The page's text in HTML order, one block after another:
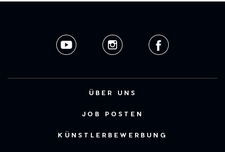
ÜBER UNS
JOB POSTEN
KÜNSTLERBEWERBUNG